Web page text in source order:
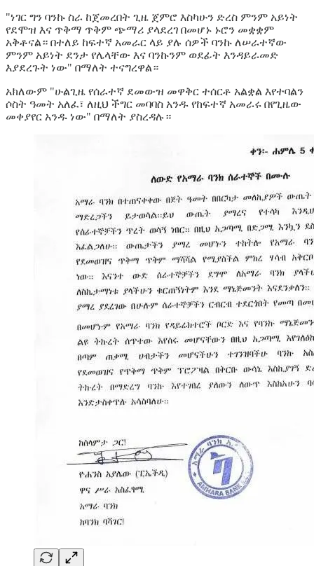
"ነገር ግን ባንኩ ስራ ከጀመረበት ጊዜ ጀምሮ እስካሁን ድረስ ምንም አይነት
የደሞዝ እና ጥቅማ ጥቅም ጭማሪ ያላደረገ በመሆኑ ኑሮን መቋቋም
አቅቶናል። በተለይ ከፍተኛ አመራር ላይ ያሉ ሰዎች ባንኩ ለሠራተኛው
ምንም አይነት ደንታ የሌላቸው እና ባንኩንም ወደፊት እንዳይራመድ
እያደረጉት ነው" በማለት ተናግረዋል።
አክለውም "ሁልጊዜ የሰራተኛ ደመውዝ መዋቅር ተሰርቶ አልቋል እየተባልን
ሶስት ዓመት አለፈ፣ ለዚህ ችግር መባባስ አንዱ የከፍተኛ አመራሩ በየጊዜው
መቀያየር አንዱ ነው" በማለት ያስረዳሉ።